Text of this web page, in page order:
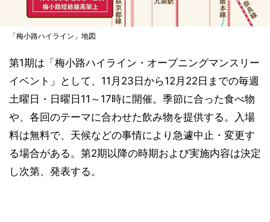
「梅小路ハイライン」地図
第1期は「梅小路ハイライン・オープニングマンスリー
イベント」として、11月23日から12月22日までの毎週
土曜日・日曜日11～17時に開催。季節に合った食べ物
や、各回のテーマに合わせた飲み物を提供する。入場
料は無料で、天候などの事情により急遽中止・変更す
る場合がある。第2期以降の時期および実施内容は決定
し次第、発表する。